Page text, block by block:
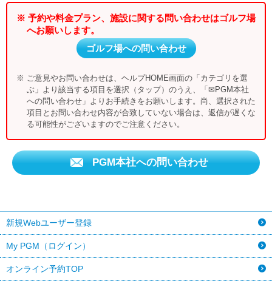
※ 予約や料金プラン、施設に関する問い合わせはゴルフ場
へお願いします。
ゴルフ場への問い合わせ
※ ご意見やお問い合わせは、ヘルプHOME画面の「カテゴリを選
ぶ」より該当する項目を選択（タップ）のうえ、「✉PGM本社
への問い合わせ」よりお手続きをお願いします。尚、選択された
項目とお問い合わせ内容が合致していない場合は、返信が遅くな
る可能性がございますのでご注意ください。
PGM本社への問い合わせ
新規Webユーザー登録
My PGM（ログイン）
オンライン予約TOP